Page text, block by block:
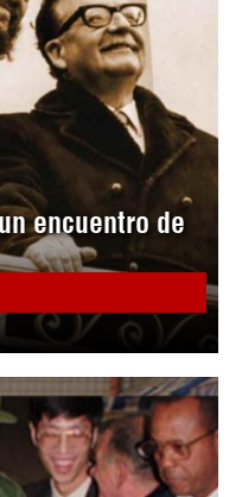
encuentro de